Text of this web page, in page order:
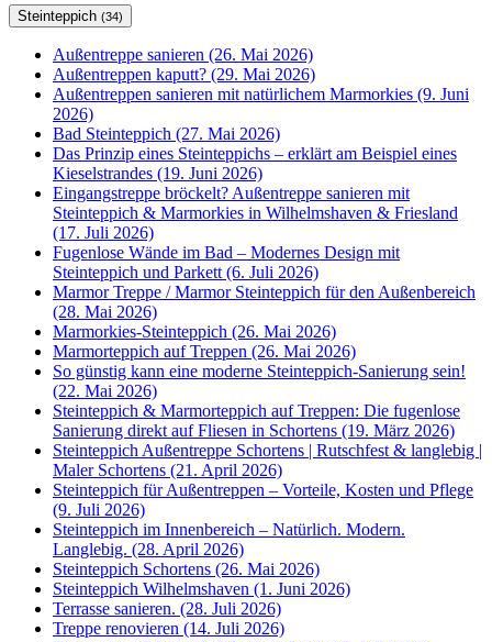
Steinteppich (34)
Außentreppe sanieren (26. Mai 2026)
Außentreppen kaputt? (29. Mai 2026)
Außentreppen sanieren mit natürlichem Marmorkies (9. Juni
2026)
Bad Steinteppich (27. Mai 2026)
Das Prinzip eines Steinteppichs – erklärt am Beispiel eines
Kieselstrandes (19. Juni 2026)
Eingangstreppe bröckelt? Außentreppe sanieren mit
Steinteppich & Marmorkies in Wilhelmshaven & Friesland
(17. Juli 2026)
Fugenlose Wände im Bad – Modernes Design mit
Steinteppich und Parkett (6. Juli 2026)
Marmor Treppe / Marmor Steinteppich für den Außenbereich
(28. Mai 2026)
Marmorkies-Steinteppich (26. Mai 2026)
Marmorteppich auf Treppen (26. Mai 2026)
So günstig kann eine moderne Steinteppich-Sanierung sein!
(22. Mai 2026)
Steinteppich & Marmorteppich auf Treppen: Die fugenlose
Sanierung direkt auf Fliesen in Schortens (19. März 2026)
Steinteppich Außentreppe Schortens | Rutschfest & langlebig |
Maler Schortens (21. April 2026)
Steinteppich für Außentreppen – Vorteile, Kosten und Pflege
(9. Juli 2026)
Steinteppich im Innenbereich – Natürlich. Modern.
Langlebig. (28. April 2026)
Steinteppich Schortens (26. Mai 2026)
Steinteppich Wilhelmshaven (1. Juni 2026)
Terrasse sanieren. (28. Juli 2026)
Treppe renovieren (14. Juli 2026)